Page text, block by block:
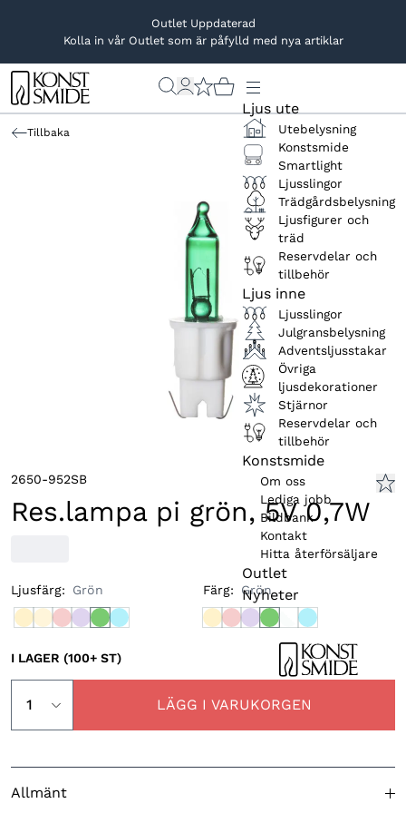
Outlet Uppdaterad
Kolla in vår Outlet som är påfylld med nya artiklar
Ljus ute
Utebelysning
Konstsmide
Smartlight
Ljusslingor
Trädgårdsbelysning
Ljusfigurer och
träd
Reservdelar och
tillbehör
Ljus inne
Ljusslingor
Julgransbelysning
Adventsljusstakar
Övriga
ljusdekorationer
Stjärnor
Reservdelar och
tillbehör
Konstsmide
Om oss
Lediga jobb
Bildbank
Kontakt
Hitta återförsäljare
Outlet
Nyheter
Tillbaka
2650-952SB
Res.lampa pi grön, 5V 0,7W
Ljusfärg: Grön Färg: Grön
I LAGER (100+ ST)
LÄGG I VARUKORGEN
Allmänt